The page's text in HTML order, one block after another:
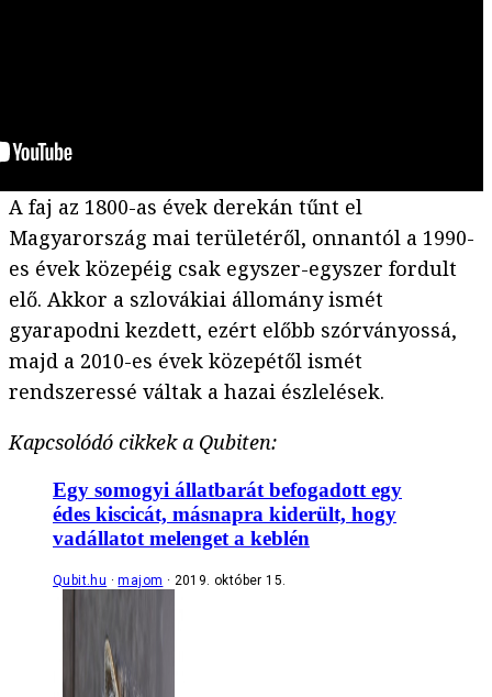
A faj az 1800-as évek derekán tűnt el
Magyarország mai területéről, onnantól a 1990-
es évek közepéig csak egyszer-egyszer fordult
elő. Akkor a szlovákiai állomány ismét
gyarapodni kezdett, ezért előbb szórványossá,
majd a 2010-es évek közepétől ismét
rendszeressé váltak a hazai észlelések.
Kapcsolódó cikkek a Qubiten:
Egy somogyi állatbarát befogadott egy
édes kiscicát, másnapra kiderült, hogy
vadállatot melenget a keblén
Qubit.hu majom 2019. október 15.